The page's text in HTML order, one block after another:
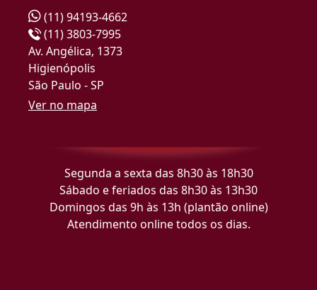
(11) 94193-4662
(11) 3803-7995
Av. Angélica, 1373
Higienópolis
São Paulo - SP
Ver no mapa
Segunda a sexta das 8h30 às 18h30
Sábado e feriados das 8h30 às 13h30
Domingos das 9h às 13h (plantão online)
Atendimento online todos os dias.